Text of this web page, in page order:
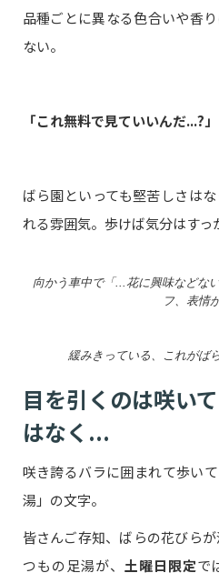
品種ごとに異なる色合いや香
ない。
「これ無料で見ていいんだ...?」
ばら園といっても堅苦しさは
れる雰囲気。歩けば気分はすっ
向かう車中で「...花に興味などな
フ、表情
緩みきっている、これがば
目を引くのは咲い
はなく...
咲き誇るバラに囲まれて歩い
湯」の文字。
皆さんご存知、ばらの花びら
つもの足湯が、 土曜日限定で